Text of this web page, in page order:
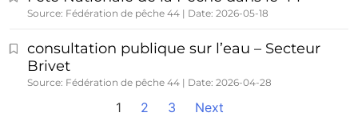
Source: Fédération de pêche 44 Date: 2026-05-18
consultation publique sur l’eau – Secteur
Brivet
Source: Fédération de pêche 44 Date: 2026-04-28
1 2 3 Next